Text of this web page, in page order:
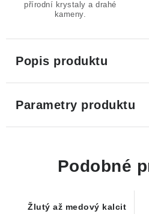
přírodní krystaly a drahé
kameny.
Popis produktu
Parametry produktu
Podobné
Žlutý až medový kalcit